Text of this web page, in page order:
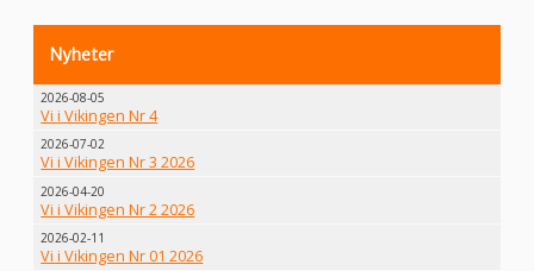
Nyheter
2026-08-05
Vi i Vikingen Nr 4
2026-07-02
Vi i Vikingen Nr 3 2026
2026-04-20
Vi i Vikingen Nr 2 2026
2026-02-11
Vi i Vikingen Nr 01 2026